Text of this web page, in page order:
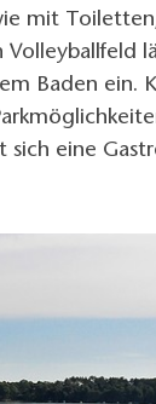
mit
Baden ein.
eine